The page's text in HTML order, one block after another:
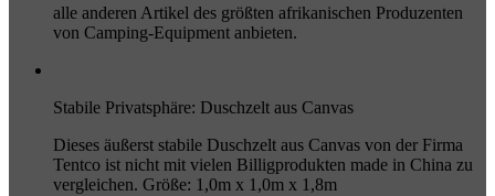
alle anderen Artikel des größten afrikanischen Produzenten
von Camping-Equipment anbieten.
Stabile Privatsphäre: Duschzelt aus Canvas
Dieses äußerst stabile Duschzelt aus Canvas von der Firma
Tentco ist nicht mit vielen Billigprodukten made in China zu
vergleichen. Größe: 1,0m x 1,0m x 1,8m